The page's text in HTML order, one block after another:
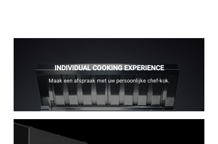
INDIVIDUAL COOKING EXPERIENCE
Maak een afspraak met uw persoonlijke chef-kok.